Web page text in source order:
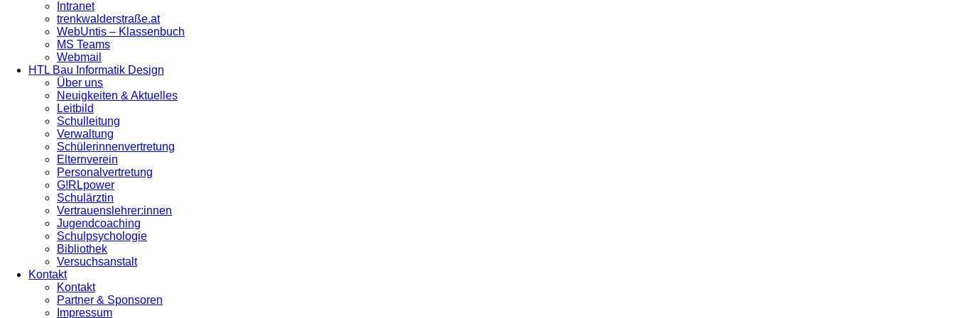
Intranet
trenkwalderstraße.at
WebUntis – Klassenbuch
MS Teams
Webmail
HTL Bau Informatik Design
Über uns
Neuigkeiten & Aktuelles
Leitbild
Schulleitung
Verwaltung
Schülerinnenvertretung
Elternverein
Personalvertretung
G!RLpower
Schulärztin
Vertrauenslehrer:innen
Jugendcoaching
Schulpsychologie
Bibliothek
Versuchsanstalt
Kontakt
Kontakt
Partner & Sponsoren
Impressum